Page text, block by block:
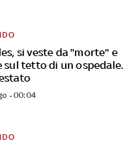
si veste da "morte" e
sul tetto di un ospedale.
- 00:04